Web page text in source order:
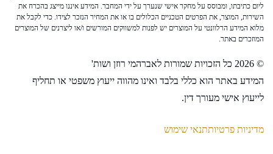
ליום כתיבתו, ומבוסס על מחקר אישי שנערך על ידי המחבר. המידע איננו מייצג בהכרח את
השירות, המוצר, את הפרטים הטכניים הכלולים בו או את המחיר הנזכר לצידו. כדי לקבל את
מלוא המידע הרלוונטי על המוצרים יש לפנות למשווקים המורשים ו/או ליצרנים של המוצרים
המוזכרים באתר.
© 2026 כל הזכויות שמורות לאברהמי רוזן ושות'
המידע באתר הוא כללי בלבד ואינו מהווה ייעוץ משפטי או תחליף
לייעוץ אישי מעורך דין.
מדיניות פרטיותתנאי שימוש